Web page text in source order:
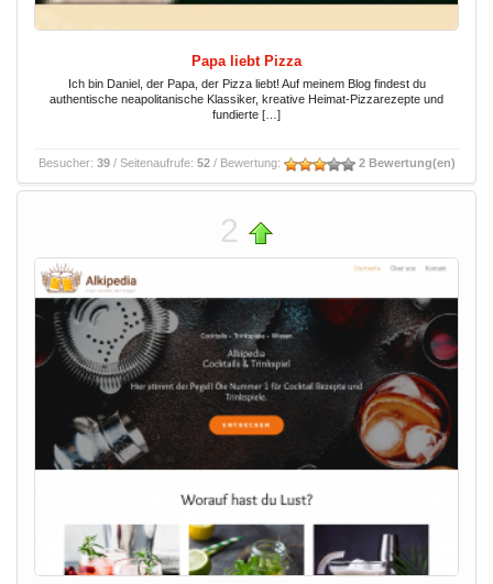
Papa liebt Pizza
Ich bin Daniel, der Papa, der Pizza liebt! Auf meinem Blog findest du
authentische neapolitanische Klassiker, kreative Heimat-Pizzarezepte und
fundierte […]
Besucher: 39/ Seitenaufrufe: 52/ Bewertung: 2 Bewertung(en)
2